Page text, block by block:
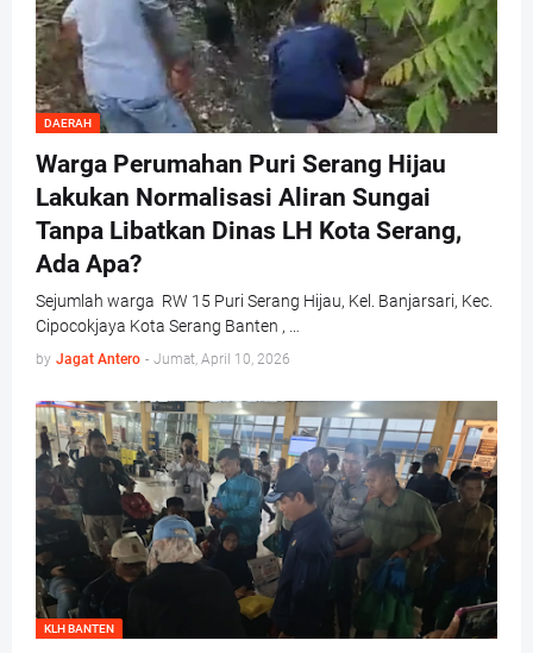
DAERAH
Warga Perumahan Puri Serang Hijau
Lakukan Normalisasi Aliran Sungai
Tanpa Libatkan Dinas LH Kota Serang,
Ada Apa?
Sejumlah warga RW 15 Puri Serang Hijau, Kel. Banjarsari, Kec.
Cipocokjaya Kota Serang Banten , …
by Jagat Antero - Jumat, April 10, 2026
KLH BANTEN